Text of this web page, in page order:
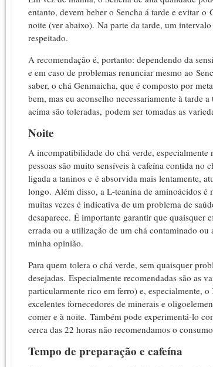
entanto, devem beber o Sencha á tarde e evitar o
noite (ver abaixo). Na parte da tarde, um
respeitado.
A recomendação é, portanto: dependendo da
e em caso de problemas renunciar mesmo ao
saber, o chá Genmaicha, que é composto por
bem, mas eu aconselho necessariamente à tarde
acima são toleradas, podem ser tomadas as
Noite
A incompatibilidade do chá verde,
pessoas são muito sensíveis à cafeína contida no
ligada a taninos e é absorvida mais lentamente,
longo. Além disso, a L-teanina de aminoácidos é
muitas vezes é indicativa de um problema de
desaparece. É importante garantir que quaisquer
errada ou a utilização de um chá contaminado ou
minha opinião.
Para quem tolera o chá verde, sem quaisquer
desejadas. Especialmente recomendadas são as
particularmente rico em ferro) e, especialmente,
excelentes fornecedores de minerais e
comer e à noite. Também pode experimentá-lo
cerca das 22 horas não recomendamos o
Tempo de preparação e cafeína